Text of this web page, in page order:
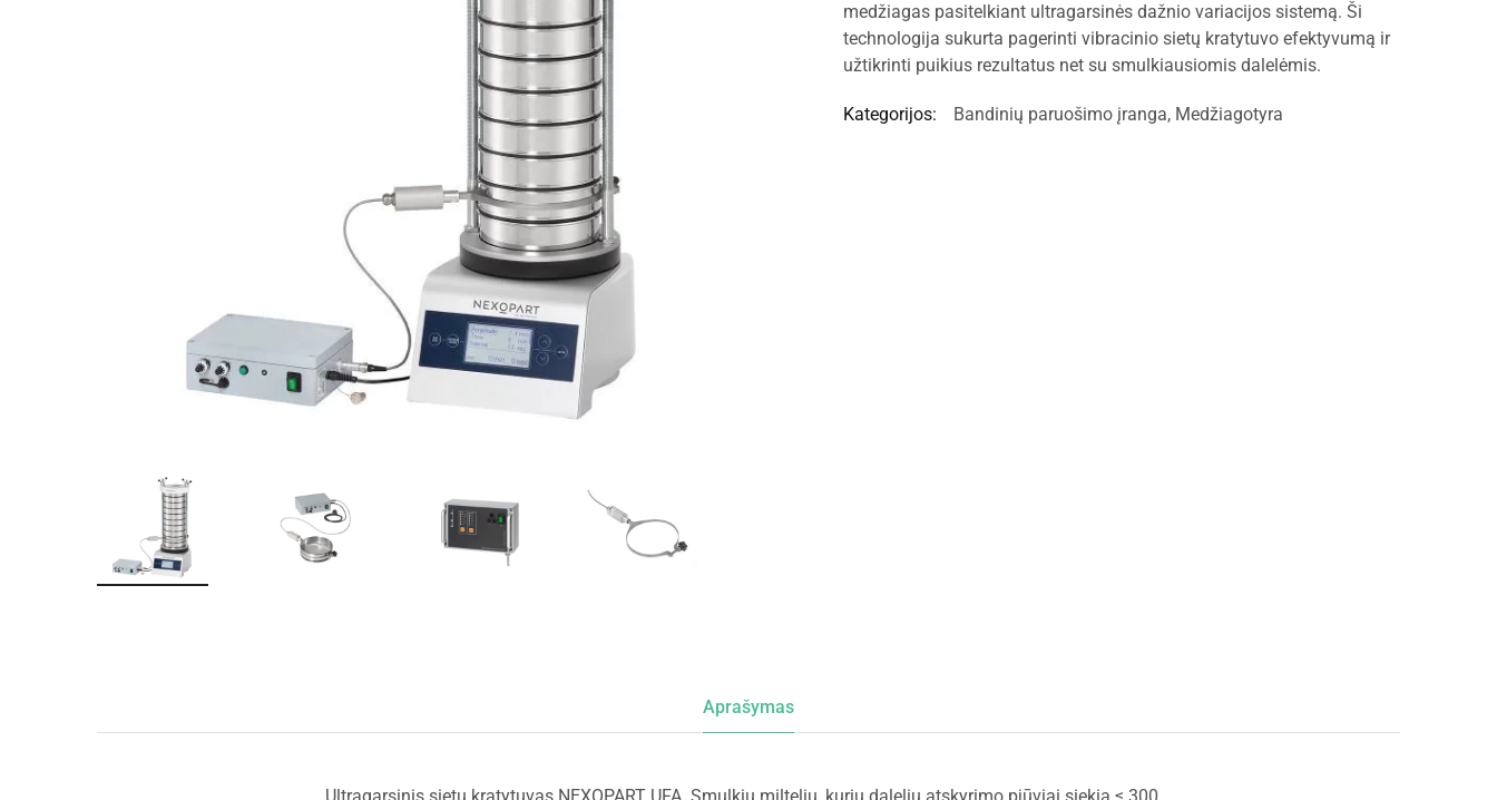
medžiagas pasitelkiant ultragarsinės dažnio variacijos sistemą. Ši
technologija sukurta pagerinti vibracinio sietų kratytuvo efektyvumą ir
užtikrinti puikius rezultatus net su smulkiausiomis dalelėmis.
Kategorijos: Bandinių paruošimo įranga, Medžiagotyra
Aprašymas